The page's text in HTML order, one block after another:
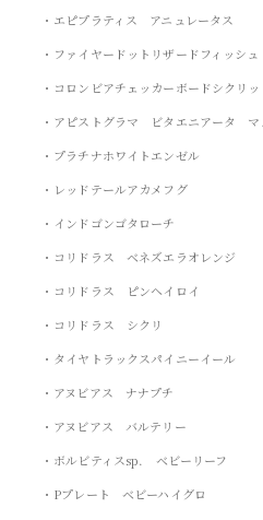
・エピプラティス アニュレータス
・ファイヤードットリザードフィッシュ
・コロンビアチェッカーボードシクリッ
・アピストグラマ ビタエニアータ マ
・プラチナホワイトエンゼル
・レッドテールアカメフグ
・インドゴンゴタローチ
・コリドラス ベネズエラオレンジ
・コリドラス ピンヘイロイ
・コリドラス シクリ
・タイヤトラックスパイニーイール
・アヌビアス ナナプチ
・アヌビアス バルテリー
・ボルビティスsp. ベビーリーフ
・Pプレート ベビーハイグロ